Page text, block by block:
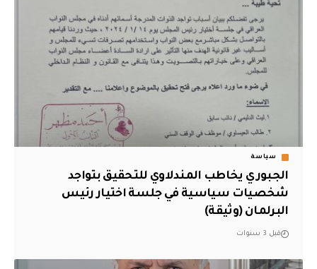
سياسة
الجبوري يخاطب المندلاوي للتحقيق بتواجد
شخصيات سياسية في جلسة اختيار رئيس
البرلمان (وثيقة)
قبل 3 سنوات